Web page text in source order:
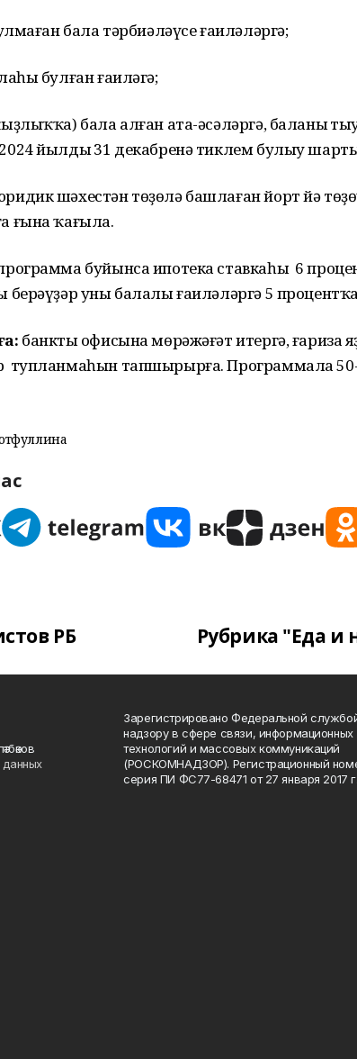
бала тәрбиәләүсе ғаиләләргә;
булған ғаиләгә;
бала алған ата-әсәләргә, баланың
йылдың 31 декабренә тиклем булыу
шәхестән төҙөлә башлаған йорт йә
ғына ҡағыла.
буйынса ипотека ставкаһы 6
берәүҙәр уны балалы ғаиләләргә 5
банктың офисына мөрәжәғәт итергә, ғариза
тупланмаһын тапшырырға. Программала
РБ Рубрика "Еда и
Зарегистрировано Федеральной
надзору в сфере связи, информационных
технологий и массовых коммуникаций
(РОСКОМНАДЗОР). Регистрационный
серия ПИ ФС77-68471 от 27 января 2017 г.